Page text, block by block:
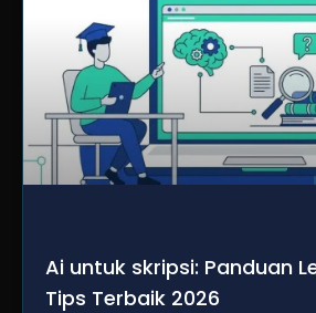
Ai untuk skripsi: Panduan
Tips Terbaik 2026